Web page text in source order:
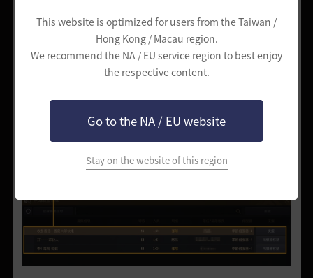
This website is optimized for users from the Taiwan /
Hong Kong / Macau region.
We recommend the NA / EU service region to best enjoy
the respective content.
Go to the NA / EU website
Stay on the website of this region
因為一個人獨自進行龜裂的回音會非常困難，
建議利用季節伺服器的分流頻道、或是透過尋找隊伍系
※ 尋找隊伍系統：[新選單(ESC)>社群(F9)>尋找隊伍/
或透過遊戲畫面[左上角 尋找隊伍/部隊UI(參考下圖圓